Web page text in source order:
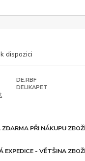
dispozici
DE.RBF
DELIKAPET
ZDARMA PŘI NÁKUPU
EXPEDICE - VĚTŠINA